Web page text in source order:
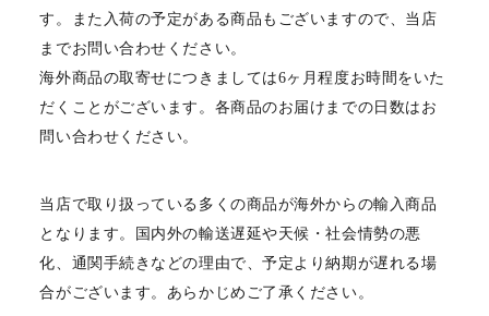
す。また入荷の予定がある商品もございますので、当店
までお問い合わせください。
海外商品の取寄せにつきましては6ヶ月程度お時間をいた
だくことがございます。各商品のお届けまでの日数はお
問い合わせください。
当店で取り扱っている多くの商品が海外からの輸入商品
となります。国内外の輸送遅延や天候・社会情勢の悪
化、通関手続きなどの理由で、予定より納期が遅れる場
合がございます。あらかじめご了承ください。